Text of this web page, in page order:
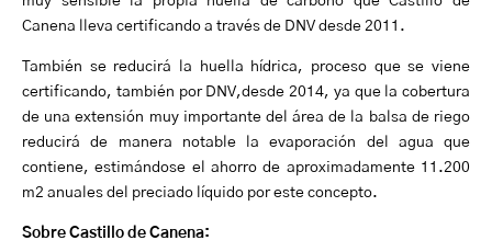
Canena lleva certificando a través de DNV desde 2011.
ambién se reducirá la huella hídrica, proceso que se viene
certificando, también por DNV,desde 2014, ya que la cobertura
de una extensión muy importante del área de la balsa de riego
reducirá de manera notable la evaporación del agua que
contiene, estimándose el ahorro de aproximadamente 11.200
m2 anuales del preciado líquido por este concepto.
Sobre Castillo de Canena: